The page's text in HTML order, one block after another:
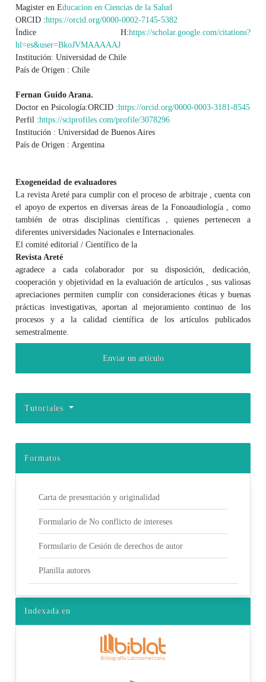
Magister en Educacion en Ciencias de la Salud
ORCID :https://orcid.org/0000-0002-7145-5382
Ïndice H:https://scholar.google.com/citations?
hl=es&user=BkoJVMAAAAAJ
Institución: Universidad de Chile
País de Origen : Chile
Fernan Guido Arana.
Doctor en Psicología:ORCID :https://orcid.org/0000-0003-3181-8545
Perfil :https://sciprofiles.com/profile/3078296
Institución : Universidad de Buenos Aires
País de Origen : Argentina
Exogeneidad de evaluadores
La revista Areté para cumplir con el proceso de arbitraje , cuenta con
el apoyo de expertos en diversas áreas de la Fonoaudiología , como
también de otras disciplinas científicas , quienes pertenecen a
diferentes universidades Nacionales e Internacionales.
El comité editorial / Científico de la
Revista Areté
agradece a cada colaborador por su disposición, dedicación,
cooperación y objetividad en la evaluación de artículos , sus valiosas
apreciaciones permiten cumplir con consideraciones éticas y buenas
prácticas investigativas, aportan al mejoramiento continuo de los
procesos y a la calidad científica de los artículos publicados
semestralmente.
Enviar un artículo
Tutoriales
Formatos
Carta de presentación y originalidad
Formulario de No conflicto de intereses
Formulario de Cesión de derechos de autor
Planilla autores
Indexada en